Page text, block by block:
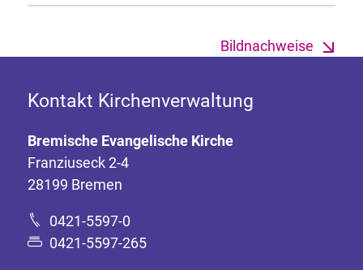
Bildnachweise
Kontakt Kirchenverwaltung
Bremische Evangelische Kirche
Franziuseck 2-4
28199 Bremen
0421-5597-0
0421-5597-265